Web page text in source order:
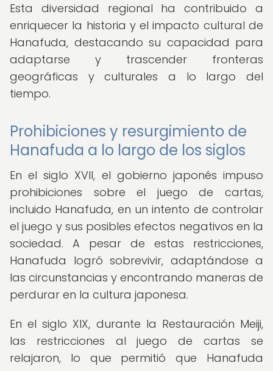
Esta diversidad regional ha contribuido a
enriquecer la historia y el impacto cultural de
Hanafuda, destacando su capacidad para
adaptarse y trascender fronteras
geográficas y culturales a lo largo del
tiempo.
Prohibiciones y resurgimiento de
Hanafuda a lo largo de los siglos
En el siglo XVII, el gobierno japonés impuso
prohibiciones sobre el juego de cartas,
incluido Hanafuda, en un intento de controlar
el juego y sus posibles efectos negativos en la
sociedad. A pesar de estas restricciones,
Hanafuda logró sobrevivir, adaptándose a
las circunstancias y encontrando maneras de
perdurar en la cultura japonesa.
En el siglo XIX, durante la Restauración Meiji,
las restricciones al juego de cartas se
relajaron, lo que permitió que Hanafuda